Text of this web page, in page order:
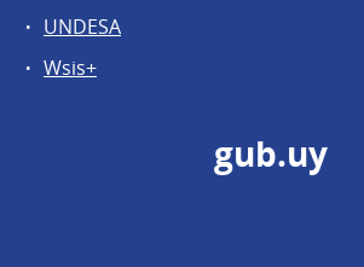
UNDESA
Wsis+
gub.uy